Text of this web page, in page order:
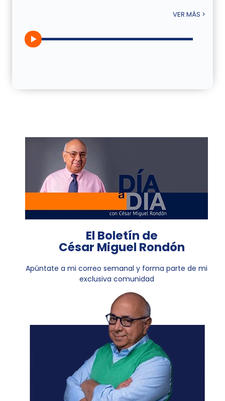
VER MÁS >
El Boletín de
César Miguel Rondón
Apúntate a mi correo semanal y forma parte de mi
exclusiva comunidad